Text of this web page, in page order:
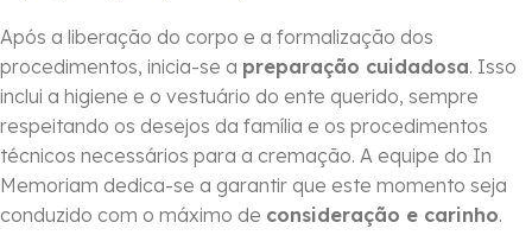
Após a liberação do corpo e a formalização dos
procedimentos, inicia-se a preparação cuidadosa. Isso
inclui a higiene e o vestuário do ente querido, sempre
respeitando os desejos da família e os procedimentos
técnicos necessários para a cremação. A equipe do In
Memoriam dedica-se a garantir que este momento seja
conduzido com o máximo de consideração e carinho.